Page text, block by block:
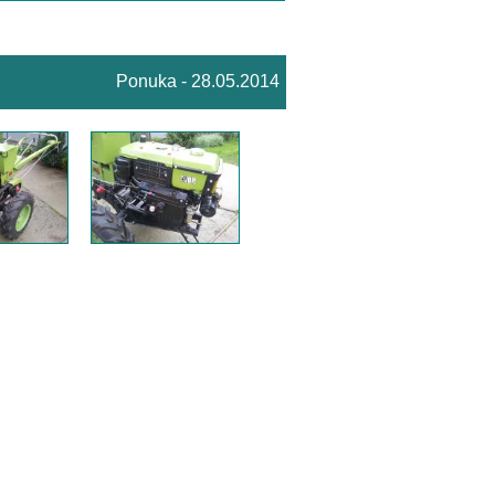
Ponuka - 28.05.2014